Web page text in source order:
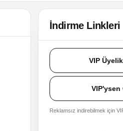
İndirme Linkleri
VIP
VIP'ysen
Reklamsız indirebilmek için